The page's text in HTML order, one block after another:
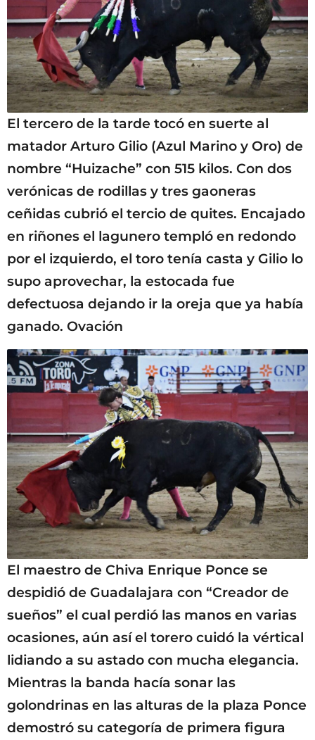
El tercero de la tarde tocó en suerte al
matador Arturo Gilio (Azul Marino y Oro) de
nombre “Huizache” con 515 kilos. Con dos
verónicas de rodillas y tres gaoneras
ceñidas cubrió el tercio de quites. Encajado
en riñones el lagunero templó en redondo
por el izquierdo, el toro tenía casta y Gilio lo
supo aprovechar, la estocada fue
defectuosa dejando ir la oreja que ya había
ganado. Ovación
El maestro de Chiva Enrique Ponce se
despidió de Guadalajara con “Creador de
sueños” el cual perdió las manos en varias
ocasiones, aún así el torero cuidó la vértical
lidiando a su astado con mucha elegancia.
Mientras la banda hacía sonar las
golondrinas en las alturas de la plaza Ponce
demostró su categoría de primera figura